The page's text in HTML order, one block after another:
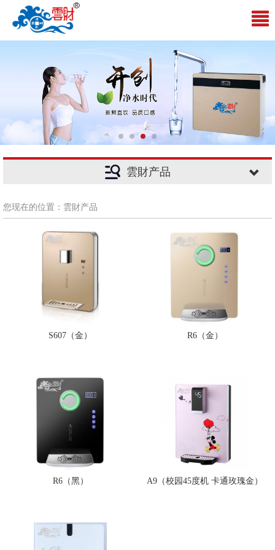
雲財产品
您现在的位置：雲財产品
S607（金） R6（金）
R6（黑） A9（校园45度机 卡通玫瑰金）